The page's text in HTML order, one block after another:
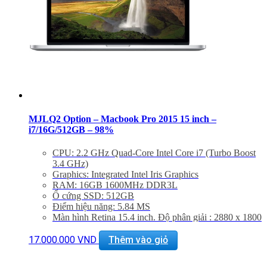
MJLQ2 Option – Macbook Pro 2015 15 inch –
i7/16G/512GB – 98%
CPU: 2.2 GHz Quad-Core Intel Core i7 (Turbo Boost
3.4 GHz)
Graphics: Integrated Intel Iris Graphics
RAM: 16GB 1600MHz DDR3L
Ổ cứng SSD: 512GB
Điểm hiệu năng: 5.84 MS
Màn hình Retina 15.4 inch. Độ phân giải : 2880 x 1800
Khe Cắm : Thunderbolt 2, USB 3.0, HDMI
Thiết bị nghe nhìn : FaceTime HD Camera, Dual Mics
17.000.000 VND Thêm vào giỏ